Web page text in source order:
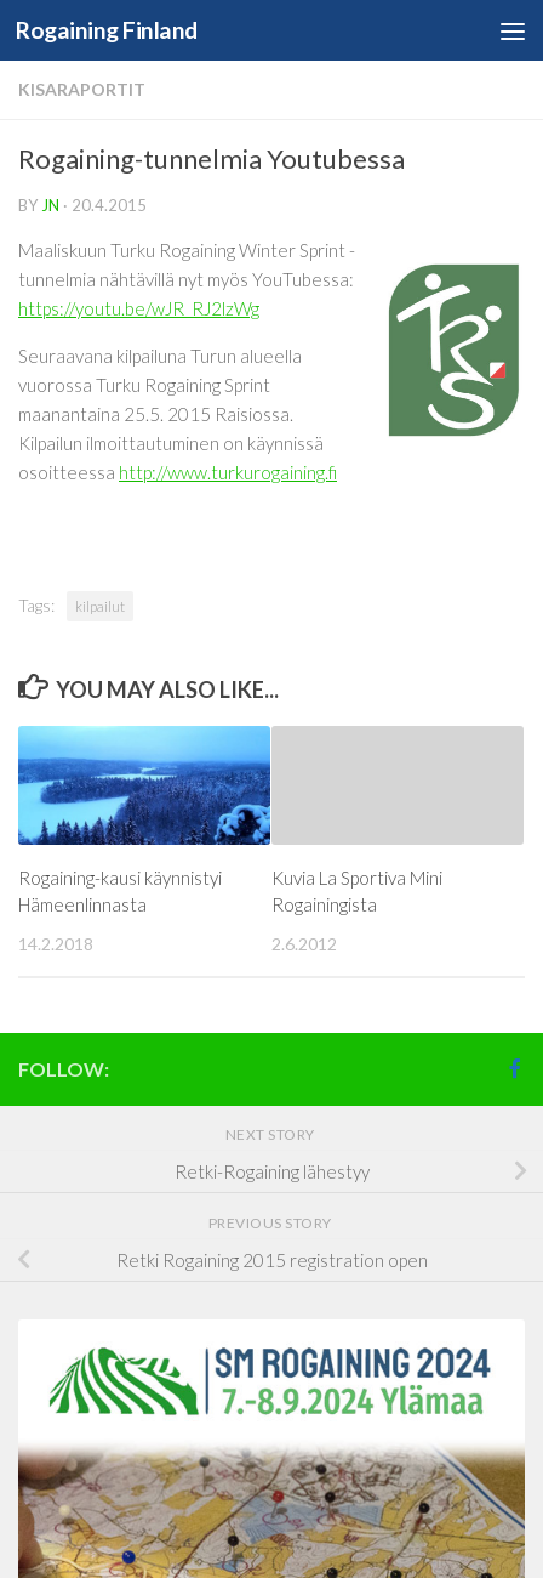
Skip to content
Rogaining Finland
KISARAPORTIT
Rogaining-tunnelmia Youtubessa
BY JN · 20.4.2015
Maaliskuun Turku Rogaining Winter Sprint -
tunnelmia nähtävillä nyt myös YouTubessa:
https://youtu.be/wJR_RJ2lzWg
Seuraavana kilpailuna Turun alueella
vuorossa Turku Rogaining Sprint
maanantaina 25.5. 2015 Raisiossa.
Kilpailun ilmoittautuminen on käynnissä
osoitteessa http://www.turkurogaining.fi
Tags: kilpailut
YOU MAY ALSO LIKE...
Rogaining-kausi käynnistyi
Hämeenlinnasta
14.2.2018
Kuvia La Sportiva Mini
Rogainingista
2.6.2012
FOLLOW:
NEXT STORY
Retki-Rogaining lähestyy
PREVIOUS STORY
Retki Rogaining 2015 registration open